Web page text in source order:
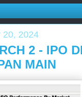
20, 2024
2 - IPO
MAIN